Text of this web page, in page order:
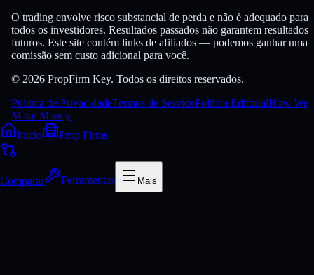
O trading envolve risco substancial de perda e não é adequado para
todos os investidores. Resultados passados não garantem resultados
futuros. Este site contém links de afiliados — podemos ganhar uma
comissão sem custo adicional para você.
© 2026 PropFirm Key. Todos os direitos reservados.
Politica de PrivacidadeTermos de ServicoPolítica EditorialHow We
Make Money
Inicio
Prop Firms
Comparar Ferramentas Mais